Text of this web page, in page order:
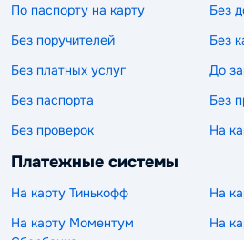
По паспорту на карту
Без
Без поручителей
Без
Без платных услуг
До
Без паспорта
Без
Без проверок
На
Платежные системы
На карту Тинькофф
На
На карту Моментум
На